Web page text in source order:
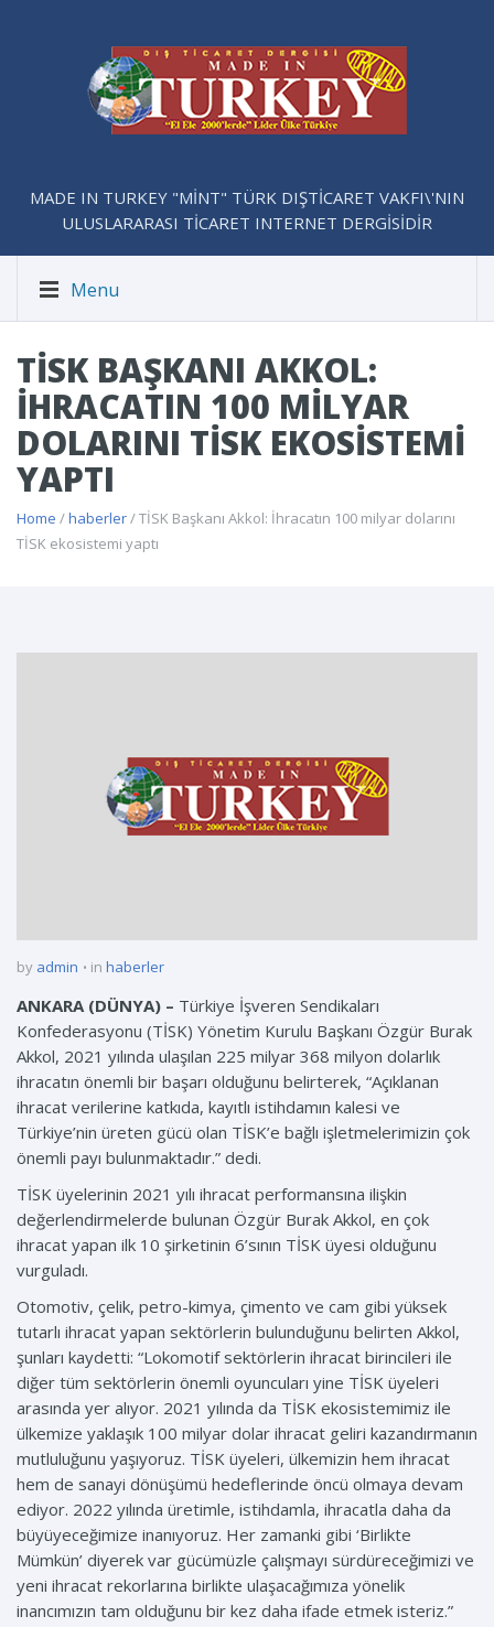
MADE IN TURKEY "MİNT" TÜRK DIŞTİCARET VAKFI\'NIN
ULUSLARARASI TİCARET INTERNET DERGİSİDİR
Menu
TİSK BAŞKANI AKKOL:
İHRACATIN 100 MILYAR
DOLARINI TİSK EKOSISTEMI
YAPTI
Home /haberler/ TİSK Başkanı Akkol: İhracatın 100 milyar dolarını
TİSK ekosistemi yaptı
by admin in haberler
ANKARA (DÜNYA) – Türkiye İşveren Sendikaları
Konfederasyonu (TİSK) Yönetim Kurulu Başkanı Özgür Burak
Akkol, 2021 yılında ulaşılan 225 milyar 368 milyon dolarlık
ihracatın önemli bir başarı olduğunu belirterek, “Açıklanan
ihracat verilerine katkıda, kayıtlı istihdamın kalesi ve
Türkiye’nin üreten gücü olan TİSK’e bağlı işletmelerimizin çok
önemli payı bulunmaktadır.” dedi.
TİSK üyelerinin 2021 yılı ihracat performansına ilişkin
değerlendirmelerde bulunan Özgür Burak Akkol, en çok
ihracat yapan ilk 10 şirketinin 6’sının TİSK üyesi olduğunu
vurguladı.
Otomotiv, çelik, petro-kimya, çimento ve cam gibi yüksek
tutarlı ihracat yapan sektörlerin bulunduğunu belirten Akkol,
şunları kaydetti: “Lokomotif sektörlerin ihracat birincileri ile
diğer tüm sektörlerin önemli oyuncuları yine TİSK üyeleri
arasında yer alıyor. 2021 yılında da TİSK ekosistemimiz ile
ülkemize yaklaşık 100 milyar dolar ihracat geliri kazandırmanın
mutluluğunu yaşıyoruz. TİSK üyeleri, ülkemizin hem ihracat
hem de sanayi dönüşümü hedeflerinde öncü olmaya devam
ediyor. 2022 yılında üretimle, istihdamla, ihracatla daha da
büyüyeceğimize inanıyoruz. Her zamanki gibi ‘Birlikte
Mümkün’ diyerek var gücümüzle çalışmayı sürdüreceğimizi ve
yeni ihracat rekorlarına birlikte ulaşacağımıza yönelik
inancımızın tam olduğunu bir kez daha ifade etmek isteriz.”